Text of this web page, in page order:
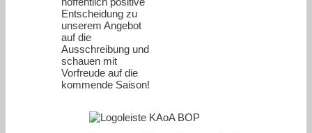
Entscheidung zu
unserem Angebot
auf die
Ausschreibung und
schauen mit
Vorfreude auf die
kommende Saison!